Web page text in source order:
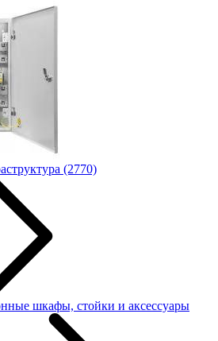
(2770)
шкафы, стойки и аксессуары